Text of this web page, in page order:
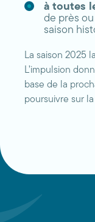
à toutes
de près
saison
La saison 2025
L’impulsion
base de la
poursuivre sur